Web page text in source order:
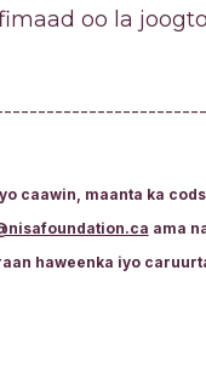
oo la
caawin, maanta ka
ama
haweenka iyo